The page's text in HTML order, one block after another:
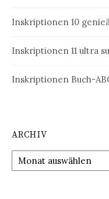
Inskriptionen 10
Inskriptionen 11 ultra
Inskriptionen Buch-
ARCHIV
Archiv